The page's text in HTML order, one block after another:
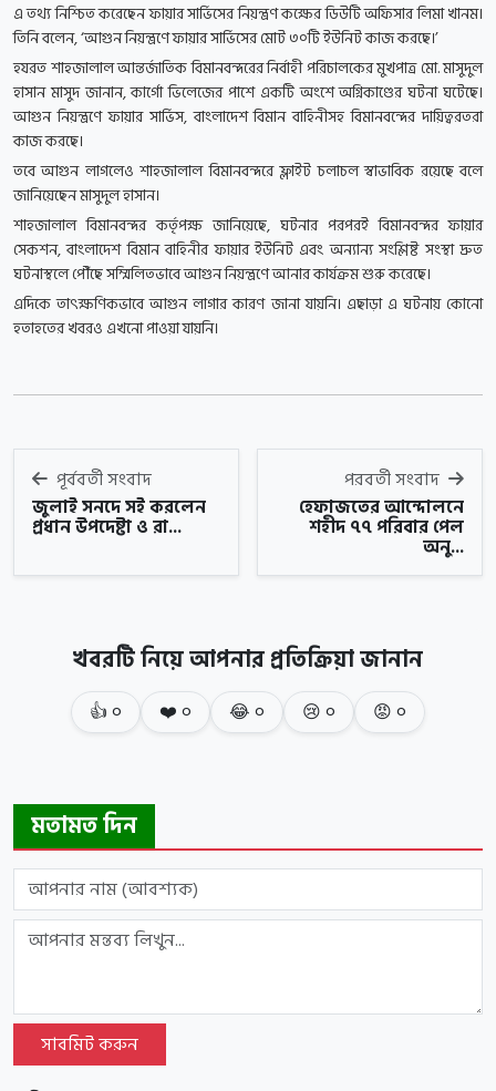
এ তথ্য নিশ্চিত করেছেন ফায়ার সার্ভিসের নিয়ন্ত্রণ কক্ষের ডিউটি অফিসার লিমা খানম।
তিনি বলেন, ‘আগুন নিয়ন্ত্রণে ফায়ার সার্ভিসের মোট ৩০টি ইউনিট কাজ করছে।’
হযরত শাহজালাল আন্তর্জাতিক বিমানবন্দরের নির্বাহী পরিচালকের মুখপাত্র মো. মাসুদুল
হাসান মাসুদ জানান, কার্গো ভিলেজের পাশে একটি অংশে অগ্নিকাণ্ডের ঘটনা ঘটেছে।
আগুন নিয়ন্ত্রণে ফায়ার সার্ভিস, বাংলাদেশ বিমান বাহিনীসহ বিমানবন্দের দায়িত্বরতরা
কাজ করছে।
তবে আগুন লাগলেও শাহজালাল বিমানবন্দরে ফ্লাইট চলাচল স্বাভাবিক রয়েছে বলে
জানিয়েছেন মাসুদুল হাসান।
শাহজালাল বিমানবন্দর কর্তৃপক্ষ জানিয়েছে, ঘটনার পরপরই বিমানবন্দর ফায়ার
সেকশন, বাংলাদেশ বিমান বাহিনীর ফায়ার ইউনিট এবং অন্যান্য সংশ্লিষ্ট সংস্থা দ্রুত
ঘটনাস্থলে পৌঁছে সম্মিলিতভাবে আগুন নিয়ন্ত্রণে আনার কার্যক্রম শুরু করেছে।
এদিকে তাৎক্ষণিকভাবে আগুন লাগার কারণ জানা যায়নি। এছাড়া এ ঘটনায় কোনো
হতাহতের খবরও এখনো পাওয়া যায়নি।
পূর্ববর্তী সংবাদ
জুলাই সনদে সই করলেন
প্রধান উপদেষ্টা ও রা...
পরবর্তী সংবাদ
হেফাজতের আন্দোলনে
শহীদ ৭৭ পরিবার পেল
অনু...
খবরটি নিয়ে আপনার প্রতিক্রিয়া জানান
👍০ ❤️০ 😂০ 😢০ 😡০
মতামত দিন
সাবমিট করুন